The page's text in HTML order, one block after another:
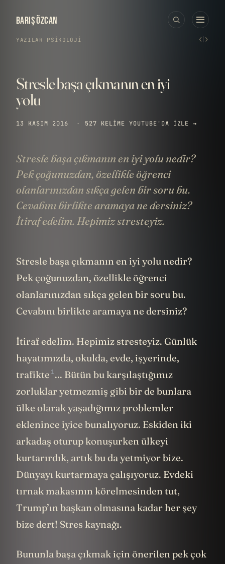
BARIŞ ÖZCAN
YAZILAR PSIKOLOJI ‹ ›
Stresle başa çıkmanın en iyi
yolu
13 KASIM 2016 · 527 KELIME YOUTUBE'DA IZLE →
Stresle başa çıkmanın en iyi yolu nedir?
Pek çoğunuzdan, özellikle öğrenci
olanlarınızdan sıkça gelen bir soru bu.
Cevabını birlikte aramaya ne dersiniz?
İtiraf edelim. Hepimiz stresteyiz.
Stresle başa çıkmanın en iyi yolu nedir?
Pek çoğunuzdan, özellikle öğrenci
olanlarınızdan sıkça gelen bir soru bu.
Cevabını birlikte aramaya ne dersiniz?
İtiraf edelim. Hepimiz stresteyiz. Günlük
hayatımızda, okulda, evde, işyerinde,
trafikte 1... Bütün bu karşılaştığımız
zorluklar yetmezmiş gibi bir de bunlara
ülke olarak yaşadığımız problemler
eklenince iyice bunalıyoruz. Eskiden iki
arkadaş oturup konuşurken ülkeyi
kurtarırdık, artık bu da yetmiyor bize.
Dünyayı kurtarmaya çalışıyoruz. Evdeki
tırnak makasının körelmesinden tut,
Trump’ın başkan olmasına kadar her şey
bize dert! Stres kaynağı.
Bununla başa çıkmak için önerilen pek çok